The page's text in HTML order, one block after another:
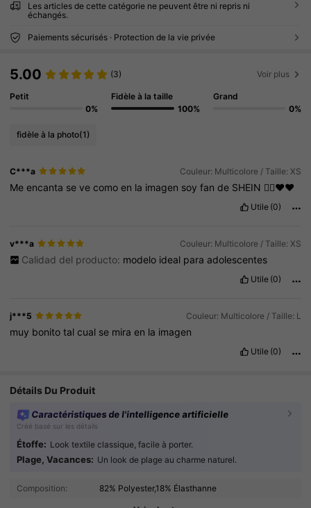
Les articles de cette catégorie ne peuvent être ni repris ni
échangés.
Paiements sécurisés · Protection de la vie privée
5.00 (3) Voir plus
Petit
0%
Fidèle à la taille
100%
Grand
0%
fidèle à la photo(1)
C***a Couleur: Multicolore / Taille: XS
Meencanta sevecomoen la imagen soyfande SHEIN 👍🏻❤️❤️
Utile (0)
v***a Couleur: Multicolore / Taille: XS
Calidad del producto: modelo ideal para adolescentes
Utile (0)
j***5 Couleur: Multicolore / Taille: L
muy bonitotalcual se miraen la imagen
Utile (0)
Détails Du Produit
Caractéristiques de l'intelligence artificielle
Créé basé sur les détails
Étoffe: Look textile classique, facile à porter.
Plage, Vacances: Un look de plage au charme naturel.
Composition: 82% Polyester,18% Élasthanne
4.93 414K Suiveurs